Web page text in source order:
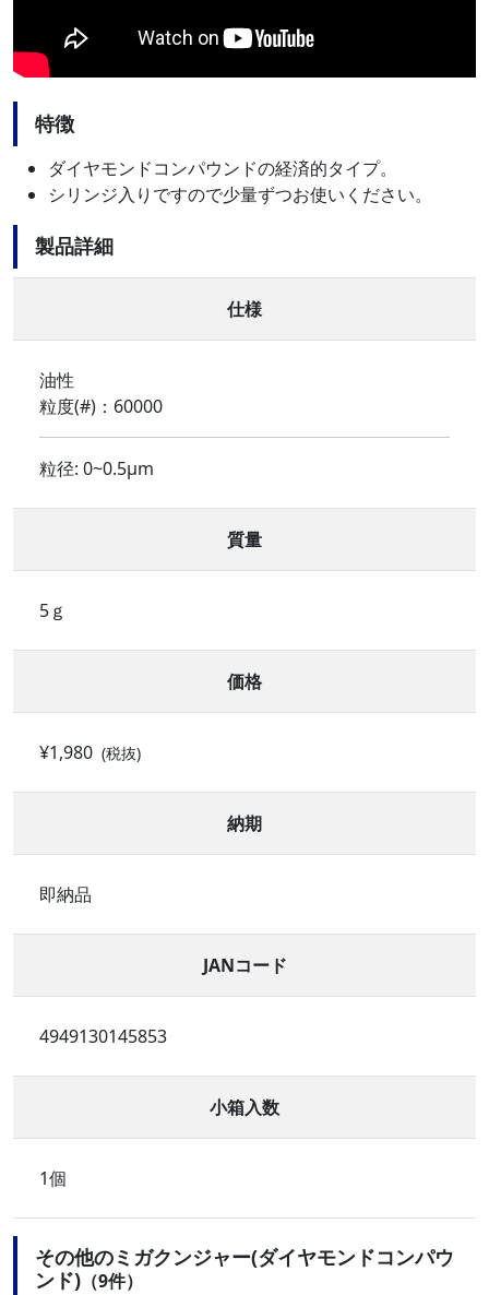
特徴
ダイヤモンドコンパウンドの経済的タイプ。
シリンジ入りですので少量ずつお使いください。
製品詳細
仕様
油性
粒度(#)：60000
粒径: 0~0.5μm
質量
5ｇ
価格
¥1,980 (税抜)
納期
即納品
JANコード
4949130145853
小箱入数
1個
その他のミガクンジャー(ダイヤモンドコンパウ
ンド) （9件）